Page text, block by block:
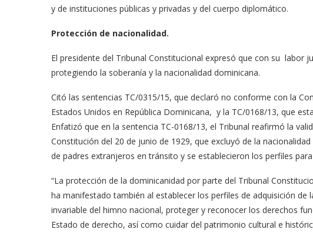
y de instituciones públicas y privadas y del cuerpo diplomático.
Protección de nacionalidad.
El presidente del Tribunal Constitucional expresó que con su labor
protegiendo la soberanía y la nacionalidad dominicana.
Citó las sentencias TC/0315/15, que declaró no conforme con la
Estados Unidos en República Dominicana, y la TC/0168/13, que
Enfatizó que en la sentencia TC-0168/13, el Tribunal reafirmó la
Constitución del 20 de junio de 1929, que excluyó de la
de padres extranjeros en tránsito y se establecieron los perfiles
“La protección de la dominicanidad por parte del Tribunal
ha manifestado también al establecer los perfiles de adquisición de
invariable del himno nacional, proteger y reconocer los derechos
Estado de derecho, así como cuidar del patrimonio cultural e